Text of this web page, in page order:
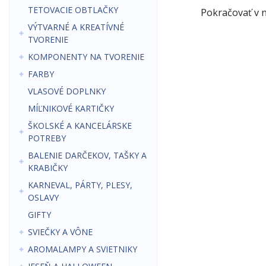
TETOVACIE OBTLAČKY
VÝTVARNÉ A KREATÍVNÉ
TVORENIE
KOMPONENTY NA TVORENIE
FARBY
VLASOVÉ DOPLNKY
MÍĽNIKOVÉ KARTIČKY
ŠKOLSKÉ A KANCELÁRSKE
POTREBY
BALENIE DARČEKOV, TAŠKY A
KRABIČKY
KARNEVAL, PÁRTY, PLESY,
OSLAVY
GIFTY
SVIEČKY A VÔNE
AROMALAMPY A SVIETNIKY
Pokračovať v